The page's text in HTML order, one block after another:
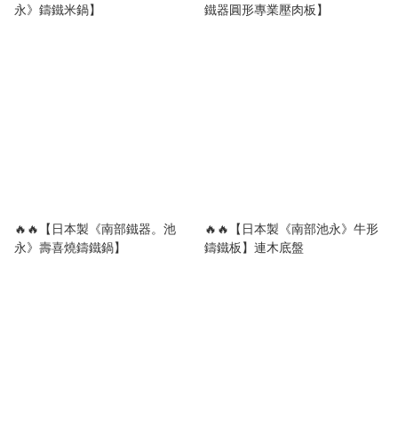
永》鑄鐵米鍋】
鐵器圓形專業壓肉板】
🔥🔥【日本製《南部鐵器。池
永》壽喜燒鑄鐵鍋】
🔥🔥【日本製《南部池永》牛形
鑄鐵板】連木底盤